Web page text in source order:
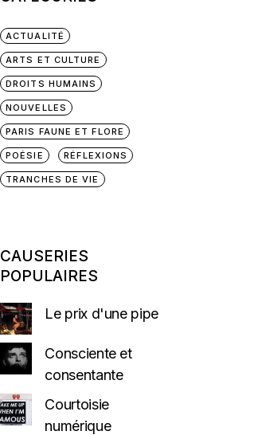
ACTUALITÉ
ARTS ET CULTURE
DROITS HUMAINS
NOUVELLES
PARIS FAUNE ET FLORE
POÉSIE RÉFLEXIONS
TRANCHES DE VIE
CAUSERIES
POPULAIRES
Le prix d'une pipe
Consciente et
consentante
Courtoisie
numérique